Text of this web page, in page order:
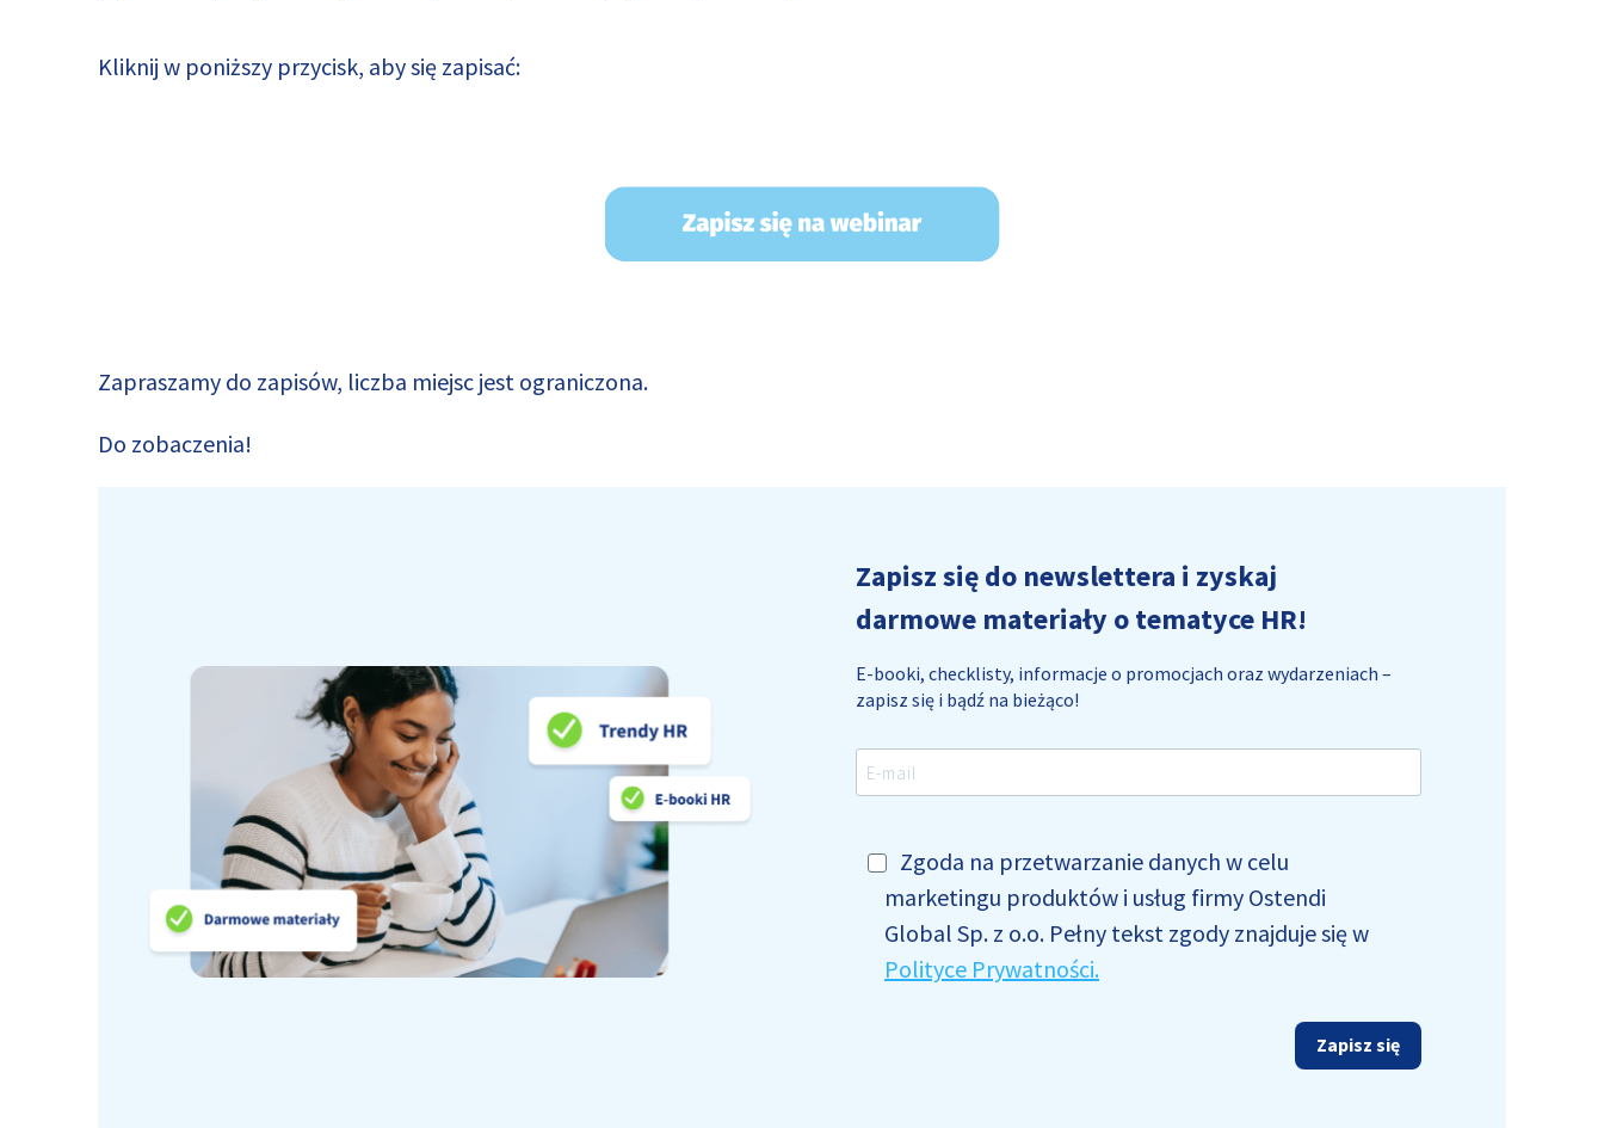
Kliknij w poniższy przycisk, aby się zapisać:
Zapraszamy do zapisów, liczba miejsc jest ograniczona.
Do zobaczenia!
Zapisz się do newslettera i zyskaj
darmowe materiały o tematyce HR!
E-booki, checklisty, informacje o promocjach oraz wydarzeniach –
zapisz się i bądź na bieżąco!
Zgoda na przetwarzanie danych w celu
marketingu produktów i usług firmy Ostendi
Global Sp. z o.o. Pełny tekst zgody znajduje się w
Polityce Prywatności.
Zapisz się